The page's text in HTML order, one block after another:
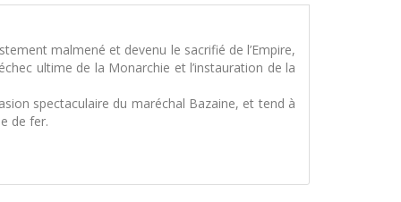
malmené et devenu le sacrifié de l’Empire,
ultime de la Monarchie et l’instauration de la
spectaculaire du maréchal Bazaine, et tend à
de fer.